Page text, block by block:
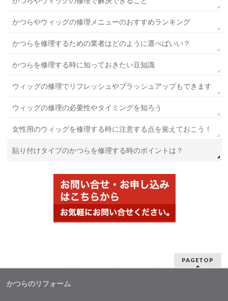
かつらやウィッグの修理メニューのおすすめランキング
かつらを修理するための業者はどのように選べばいい？
かつらを修理する時に知っておきたい豆知識
ウィッグの修理でリフレッシュやブラッシュアップもできます
ウィッグの修理の必要性やタイミングを知ろう
女性用のウィッグを修理する時に注意する点を覚えておこう！
貼り付けタイプのかつらを修理する時のポイントは？
PAGETOP
かつらのリフォーム